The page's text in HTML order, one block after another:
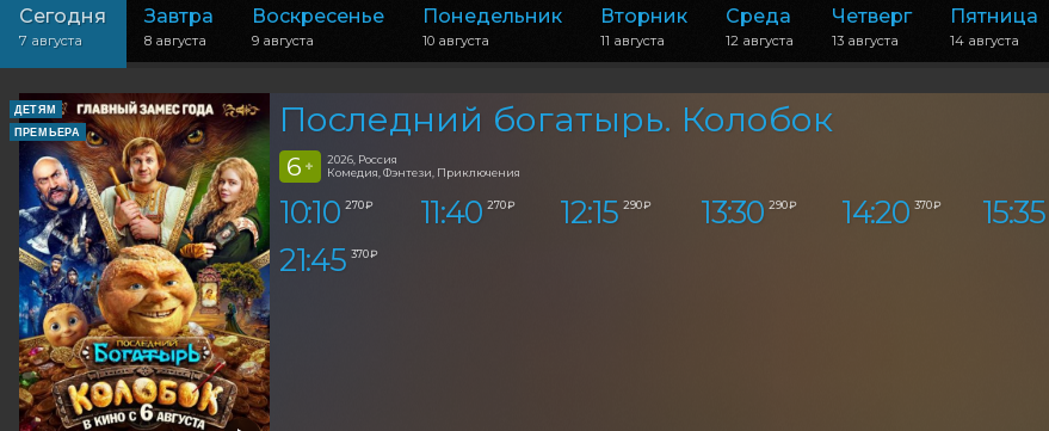
Сегодня
7 августа
Завтра
8 августа
Воскресенье
9 августа
Понедельник
10 августа
Вторник
11 августа
Среда
12 августа
Четверг
13 августа
Пятница
14 августа
ДЕТЯМ
ПРЕМЬЕРА
Последний богатырь. Колобок
6 +
2026, Россия
Комедия, Фэнтези, Приключения
10:10 270 ₽ 11:40 270 ₽ 12:15 290 ₽ 13:30 290 ₽ 14:20 370 ₽ 15:35
21:45 370 ₽